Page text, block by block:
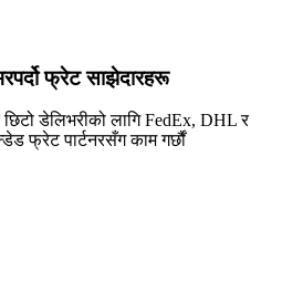
फ्रेट साझेदारहरू
छिटो डेलिभरीको लागि FedEx, DHL र
फ्रेट पार्टनरसँग काम गर्छौं